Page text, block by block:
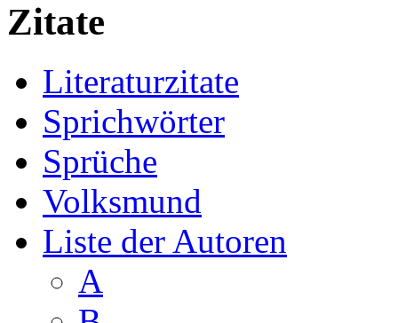
Zitate
Literaturzitate
Sprichwörter
Sprüche
Volksmund
Liste der Autoren
A